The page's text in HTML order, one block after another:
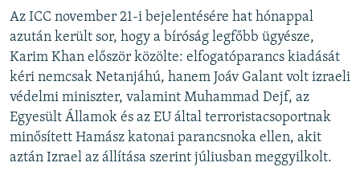
Az ICC november 21-i bejelentésére hat hónappal
azután került sor, hogy a bíróság legfőbb ügyésze,
Karim Khan először közölte: elfogatóparancs kiadását
kéri nemcsak Netanjáhú, hanem Joáv Galant volt izraeli
védelmi miniszter, valamint Muhammad Dejf, az
Egyesült Államok és az EU által terroristacsoportnak
minősített Hamász katonai parancsnoka ellen, akit
aztán Izrael az állítása szerint júliusban meggyilkolt.